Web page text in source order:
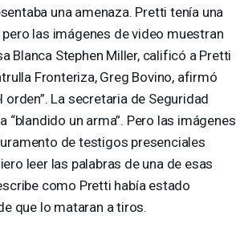
una amenaza. Pretti tenía una
las imágenes de video muestran
Blanca Stephen Miller, calificó a Pretti
Fronteriza, Greg Bovino, afirmó
La secretaria de Seguridad
un arma”. Pero las imágenes
de testigos presenciales
leer las palabras de una de esas
como Pretti había estado
que lo mataran a tiros.